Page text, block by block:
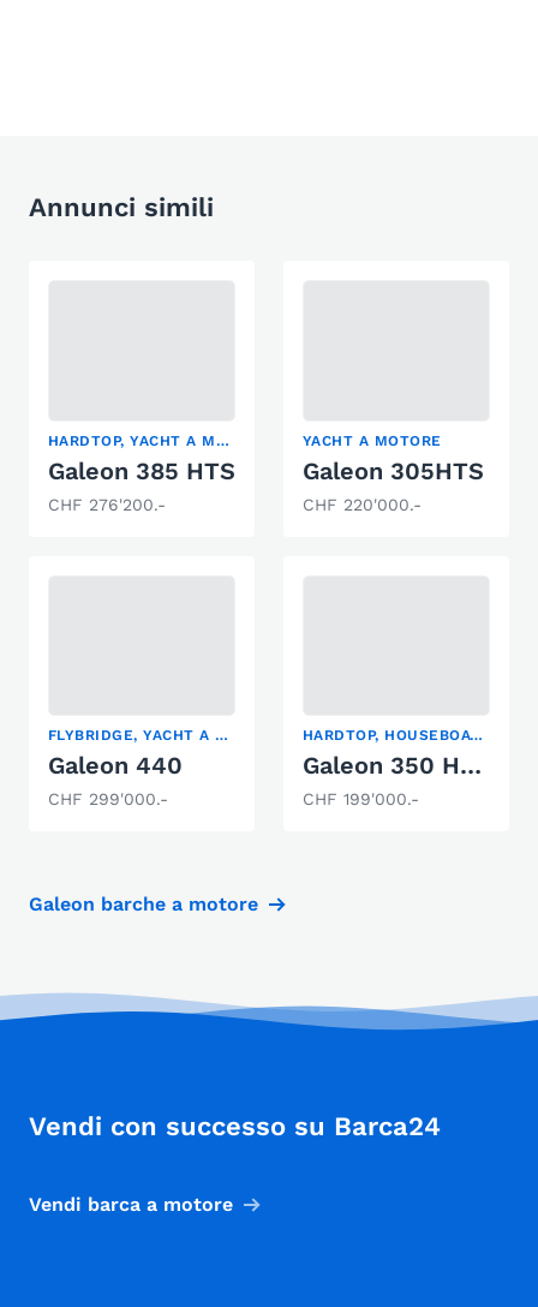
Annunci simili
HARDTOP, YACHT A MOTORE
Galeon 385 HTS
CHF 276'200.-
YACHT A MOTORE
Galeon 305HTS
CHF 220'000.-
FLYBRIDGE, YACHT A MOTORE
Galeon 440
CHF 299'000.-
HARDTOP, HOUSEBOAT, YACHT A MOTORE
Galeon 350 HTC
CHF 199'000.-
Galeon barche a motore
Vendi con successo su Barca24
Vendi barca a motore